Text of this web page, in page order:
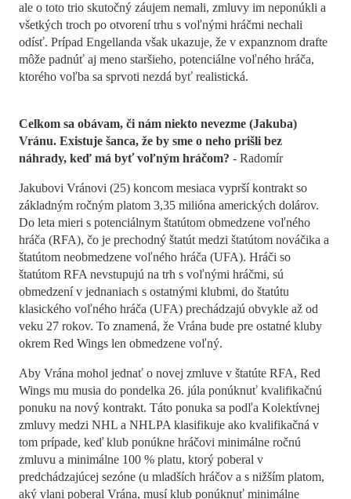
ale o toto trio skutočný záujem nemali, zmluvy im neponúkli a
všetkých troch po otvorení trhu s voľnými hráčmi nechali
odísť. Prípad Engellanda však ukazuje, že v expanznom drafte
môže padnúť aj meno staršieho, potenciálne voľného hráča,
ktorého voľba sa sprvoti nezdá byť realistická.
Celkom sa obávam, či nám niekto nevezme (Jakuba)
Vránu. Existuje šanca, že by sme o neho prišli bez
náhrady, keď má byť voľným hráčom? - Radomír
Jakubovi Vránovi (25) koncom mesiaca vyprší kontrakt so
základným ročným platom 3,35 milióna amerických dolárov.
Do leta mieri s potenciálnym štatútom obmedzene voľného
hráča (RFA), čo je prechodný štatút medzi štatútom nováčika a
štatútom neobmedzene voľného hráča (UFA). Hráči so
štatútom RFA nevstupujú na trh s voľnými hráčmi, sú
obmedzení v jednaniach s ostatnými klubmi, do štatútu
klasického voľného hráča (UFA) prechádzajú obvykle až od
veku 27 rokov. To znamená, že Vrána bude pre ostatné kluby
okrem Red Wings len obmedzene voľný.
Aby Vrána mohol jednať o novej zmluve v štatúte RFA, Red
Wings mu musia do pondelka 26. júla ponúknuť kvalifikačnú
ponuku na nový kontrakt. Táto ponuka sa podľa Kolektívnej
zmluvy medzi NHL a NHLPA klasifikuje ako kvalifikačná v
tom prípade, keď klub ponúkne hráčovi minimálne ročnú
zmluvu a minimálne 100 % platu, ktorý poberal v
predchádzajúcej sezóne (u mladších hráčov a s nižším platom,
aký vlani poberal Vrána, musí klub ponúknuť minimálne